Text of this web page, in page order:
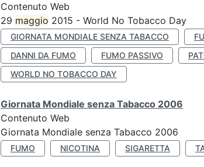
Contenuto Web
29 maggio 2015 - World No Tobacco Day
GIORNATA MONDIALE SENZA TABACCO
DANNI DA FUMO
FUMO PASSIVO
WORLD NO TOBACCO DAY
Giornata Mondiale senza Tabacco 2006
Contenuto Web
Giornata Mondiale senza Tabacco 2006
FUMO NICOTINA SIGARETTA